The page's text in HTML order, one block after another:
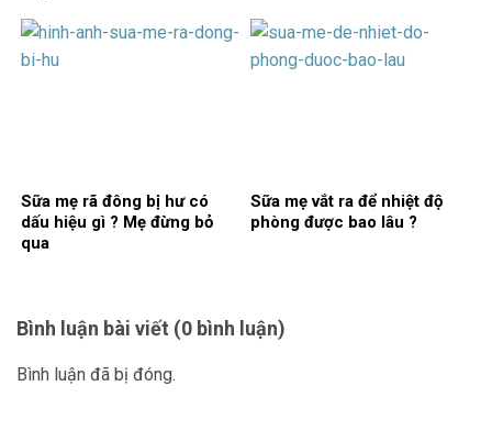
Sữa mẹ rã đông bị hư có
dấu hiệu gì ? Mẹ đừng bỏ
qua
Sữa mẹ vắt ra để nhiệt độ
phòng được bao lâu ?
Bình luận bài viết (0 bình luận)
Bình luận đã bị đóng.